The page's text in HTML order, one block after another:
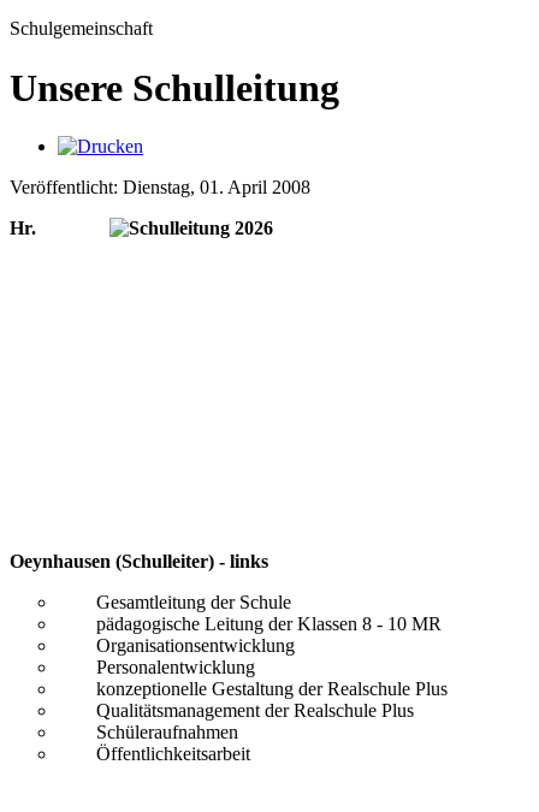
Schulgemeinschaft
Unsere Schulleitung
Veröffentlicht: Dienstag, 01. April 2008
Hr.
Oeynhausen (Schulleiter) - links
Gesamtleitung der Schule
pädagogische Leitung der Klassen 8 - 10 MR
Organisationsentwicklung
Personalentwicklung
konzeptionelle Gestaltung der Realschule Plus
Qualitätsmanagement der Realschule Plus
Schüleraufnahmen
Öffentlichkeitsarbeit